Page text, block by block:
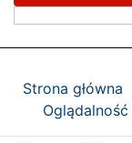
Strona główna
Oglądalność